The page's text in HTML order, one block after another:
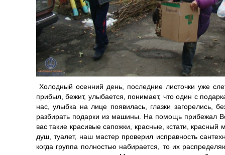
Холодный осенний день, последние листочки уже
прибыл, бежит, улыбается, понимает, что один с
нас, улыбка на лице появилась, глазки загорелись,
разбирать подарки из машины. На помощь прибежал
вас такие красивые сапожки, красные, кстати,
душ, туалет, наш мастер проверил исправность
когда группа полностью набирается, то их